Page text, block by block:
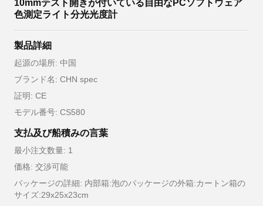
10mmテスト開きが付いている自由なPCソフトウェア
色測定ライト分光光度計
製品詳細
起源の場所: 中国
ブランド名: CHN spec
証明: CE
モデル番号: CS580
支払及び船積みの言葉
最小注文数量: 1
価格: 交渉可能
パッケージの詳細: 内部箱:泡のパッケージの外箱:カートン箱の
サイズ:29x25x23cm